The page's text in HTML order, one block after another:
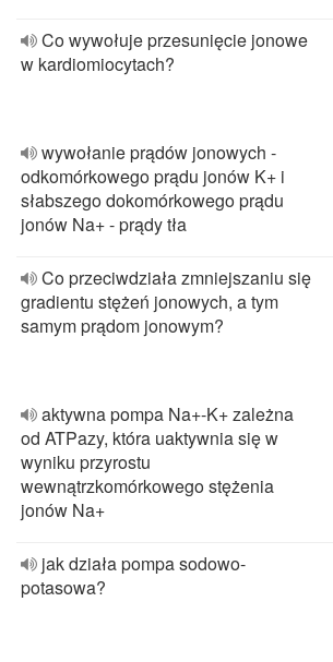
Co wywołuje przesunięcie jonowe
w kardiomiocytach?
wywołanie prądów jonowych -
odkomórkowego prądu jonów K+ i
słabszego dokomórkowego prądu
jonów Na+ - prądy tła
Co przeciwdziała zmniejszaniu się
gradientu stężeń jonowych, a tym
samym prądom jonowym?
aktywna pompa Na+-K+ zależna
od ATPazy, która uaktywnia się w
wyniku przyrostu
wewnątrzkomórkowego stężenia
jonów Na+
jak działa pompa sodowo-
potasowa?